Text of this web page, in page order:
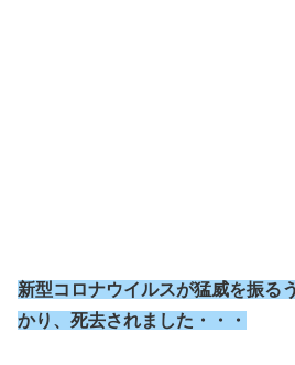
新型コロナウイルスが猛威を振る
かり、死去されました・・・